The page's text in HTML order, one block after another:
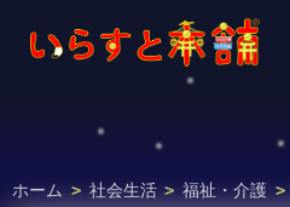
ホーム > 社会生活 > 福祉・介護 >